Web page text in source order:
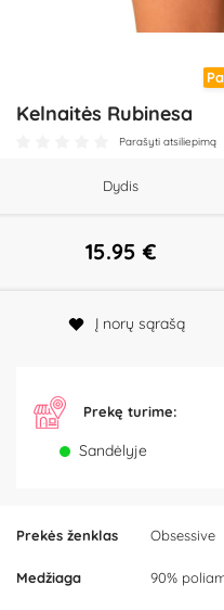
Kelnaitės Rubinesa
Parašyti atsiliepimą
Prekės ženklas Obsessive
Medžiaga 90%
Dydis
15.95 €
Į norų sąrašą
Prekę turime:
Sandėlyje